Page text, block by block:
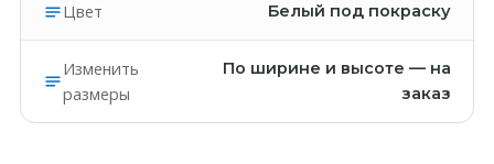
Цвет Белый под покраску
Изменить
размеры
По ширине и высоте — на
заказ